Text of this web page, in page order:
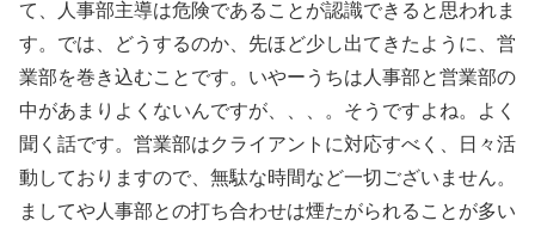
て、人事部主導は危険であることが認識できると思われま
す。では、どうするのか、先ほど少し出てきたように、営
業部を巻き込むことです。いやーうちは人事部と営業部の
中があまりよくないんですが、、、。そうですよね。よく
聞く話です。営業部はクライアントに対応すべく、日々活
動しておりますので、無駄な時間など一切ございません。
ましてや人事部との打ち合わせは煙たがられることが多い